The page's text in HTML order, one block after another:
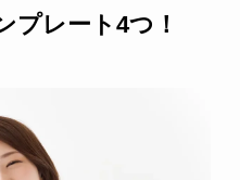
プレート4つ！